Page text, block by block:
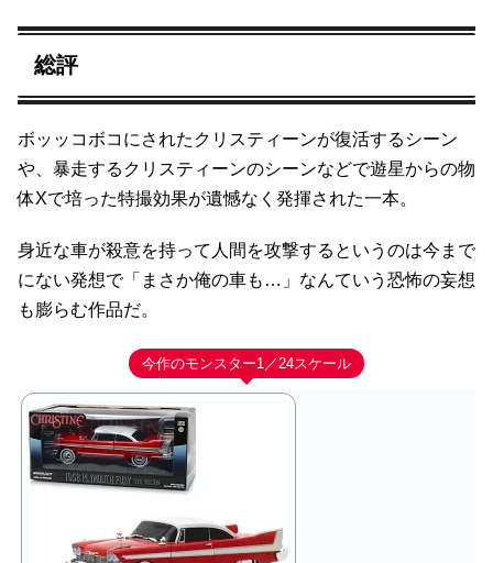
総評
ボッッコボコにされたクリスティーンが復活するシーン
や、暴走するクリスティーンのシーンなどで遊星からの物
体Xで培った特撮効果が遺憾なく発揮された一本。
身近な車が殺意を持って人間を攻撃するというのは今まで
にない発想で「まさか俺の車も…」なんていう恐怖の妄想
も膨らむ作品だ。
今作のモンスター1／24スケール